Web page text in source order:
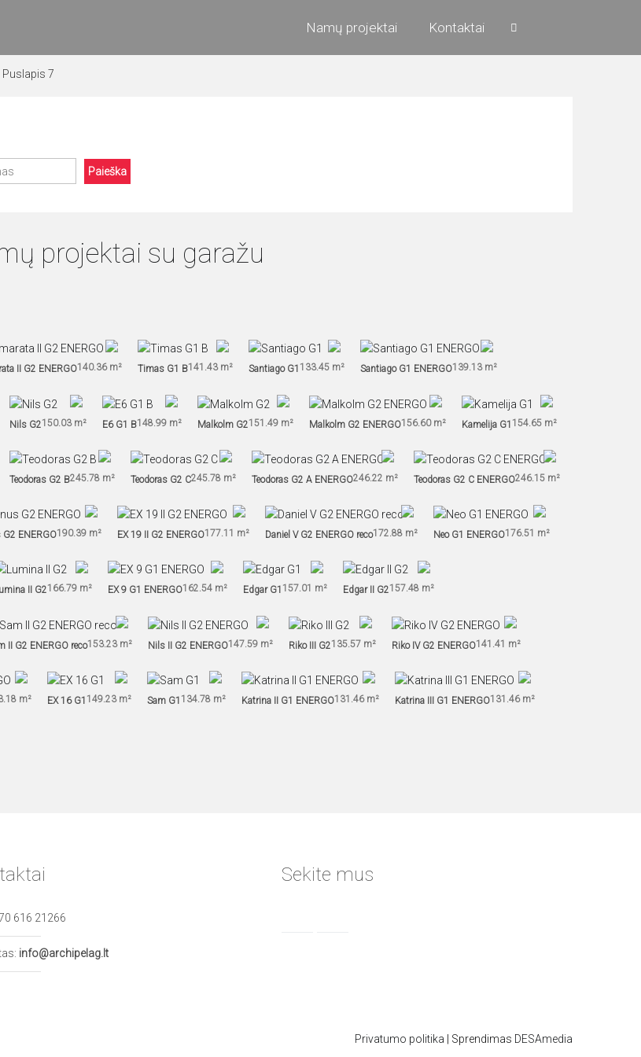
Namų projektai Kontaktai
Puslapis 7
Paieška
projektai su garažu
II G2 ENERGO140.36 m² Timas G1 B141.43 m² Santiago G1 133.45 m² Santiago G1 ENERGO139.13 m²
Nils G2150.03 m² E6 G1 B148.99 m² Malkolm G2151.49 m² Malkolm G2 ENERGO156.60 m² Kamelija G1 154.65 m²
Teodoras G2 B245.78 m² Teodoras G2 C245.78 m² Teodoras G2 A ENERGO246.22 m² Teodoras G2 C ENERGO246.15 m²
ENERGO190.39 m² EX 19 II G2 ENERGO177.11 m² Daniel V G2 ENERGO reco172.88 m² Neo G1 ENERGO176.51 m²
II G2166.79 m² EX 9 G1 ENERGO162.54 m² Edgar G1 157.01 m² Edgar II G2157.48 m²
II G2 ENERGO reco153.23 m² Nils II G2 ENERGO147.59 m² Riko III G2135.57 m² Riko IV G2 ENERGO141.41 m²
m² EX 16 G1 149.23 m² Sam G1 134.78 m² Katrina II G1 ENERGO131.46 m² Katrina III G1 ENERGO131.46 m²
616 21266
info@archipelag.lt
Sekite mus
Privatumo politika | Sprendimas DESAmedia